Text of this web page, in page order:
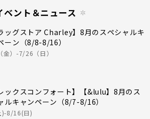
ベント＆ニュース
ッグストア Charley】8月のスペシャルキ
ーン（8/8-8/16）
）-7/26（日）
ックスコンフォート】【&lulu】8月のス
ルキャンペーン（8/7-8/16）
)-8/16(日)